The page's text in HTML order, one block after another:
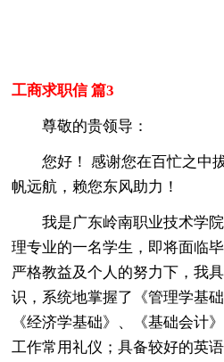
工商求职信 篇3
尊敬的贵领导：
您好！ 感谢您在百忙之中
帆远航，赖您东风助力！
我是广东岭南职业技术学
理专业的一名学生，即将面临
严格教益及个人的努力下，我
识，系统地掌握了《管理学基
《经济学基础》、《基础会计
工作常用礼仪；具备较好的英